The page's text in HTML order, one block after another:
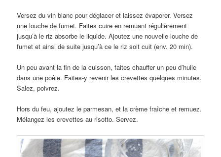
Versez du vin blanc pour déglacer et laissez évaporer. Versez
une louche de fumet. Faites cuire en remuant régulièrement
jusqu’à le riz absorbe le liquide. Ajoutez une nouvelle louche de
fumet et ainsi de suite jusqu’à ce le riz soit cuit (env. 20 min).
Un peu avant la fin de la cuisson, faites chauffer un peu d’huile
dans une poêle. Faites-y revenir les crevettes quelques minutes.
Salez, poivrez.
Hors du feu, ajoutez le parmesan, et la crème fraîche et remuez.
Mélangez les crevettes au risotto. Servez.